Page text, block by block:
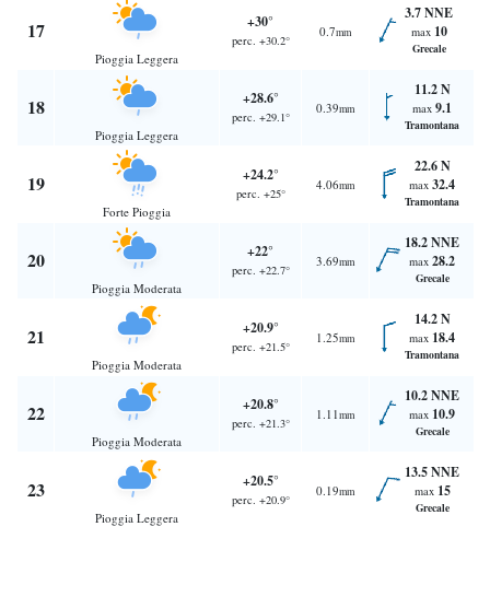
17
Pioggia Leggera
+30°
perc. +30.2°
0.7mm
3.7 NNE
max 10
Grecale
18
Pioggia Leggera
+28.6°
perc. +29.1°
0.39mm
11.2 N
max 9.1
Tramontana
19
Forte Pioggia
+24.2°
perc. +25°
4.06mm
22.6 N
max 32.4
Tramontana
20
Pioggia Moderata
+22°
perc. +22.7°
3.69mm
18.2 NNE
max 28.2
Grecale
21
Pioggia Moderata
+20.9°
perc. +21.5°
1.25mm
14.2 N
max 18.4
Tramontana
22
Pioggia Moderata
+20.8°
perc. +21.3°
1.11mm
10.2 NNE
max 10.9
Grecale
23
Pioggia Leggera
+20.5°
perc. +20.9°
0.19mm
13.5 NNE
max 15
Grecale